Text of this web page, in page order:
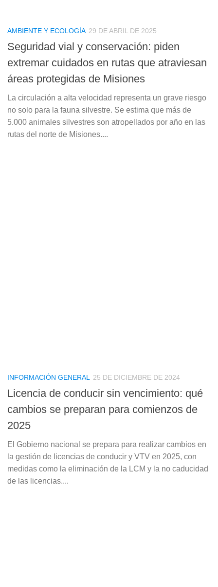
AMBIENTE Y ECOLOGÍA 29 DE ABRIL DE 2025
Seguridad vial y conservación: piden
extremar cuidados en rutas que atraviesan
áreas protegidas de Misiones
La circulación a alta velocidad representa un grave riesgo
no solo para la fauna silvestre. Se estima que más de
5.000 animales silvestres son atropellados por año en las
rutas del norte de Misiones....
INFORMACIÓN GENERAL 25 DE DICIEMBRE DE 2024
Licencia de conducir sin vencimiento: qué
cambios se preparan para comienzos de
2025
El Gobierno nacional se prepara para realizar cambios en
la gestión de licencias de conducir y VTV en 2025, con
medidas como la eliminación de la LCM y la no caducidad
de las licencias....